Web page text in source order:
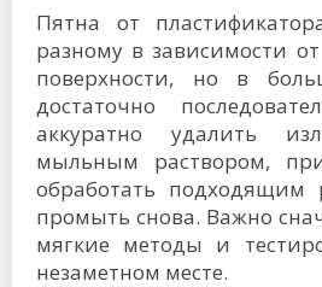
Пятна от
разному в зависимости
поверхности, но в
достаточно
аккуратно удалить
мыльным раствором,
обработать подходящим
промыть снова. Важно
мягкие методы и
незаметном месте.